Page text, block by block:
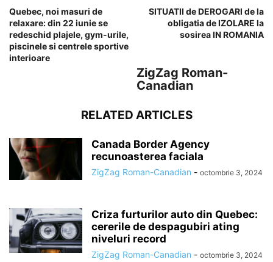
Quebec, noi masuri de
relaxare: din 22 iunie se
redeschid plajele, gym-urile,
piscinele si centrele sportive
interioare
SITUATII de DEROGARI de la
obligatia de IZOLARE la
sosirea IN ROMANIA
ZigZag Roman-
Canadian
RELATED ARTICLES
Canada Border Agency
recunoasterea faciala
ZigZag Roman-Canadian - octombrie 3, 2024
Criza furturilor auto din Quebec:
cererile de despagubiri ating
niveluri record
ZigZag Roman-Canadian - octombrie 3, 2024